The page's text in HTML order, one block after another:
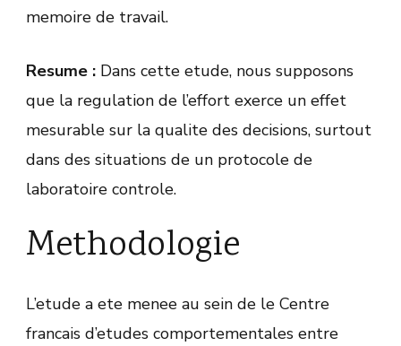
memoire de travail.
Resume : Dans cette etude, nous supposons
que la regulation de l’effort exerce un effet
mesurable sur la qualite des decisions, surtout
dans des situations de un protocole de
laboratoire controle.
Methodologie
L’etude a ete menee au sein de le Centre
francais d’etudes comportementales entre